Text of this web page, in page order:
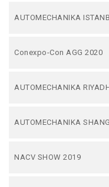
AUTOMECHANIKA
Conexpo-Con AGG 2020
AUTOMECHANIKA
AUTOMECHANIKA
NACV SHOW 2019